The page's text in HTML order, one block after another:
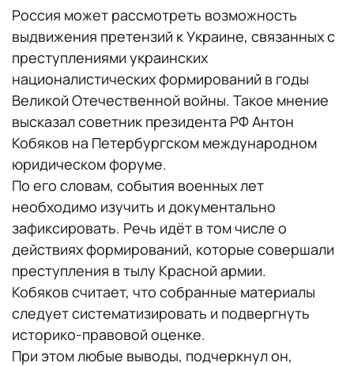
Россия может рассмотреть возможность
выдвижения претензий к Украине, связанных с
преступлениями украинских
националистических формирований в годы
Великой Отечественной войны. Такое мнение
высказал советник президента РФ Антон
Кобяков на Петербургском международном
юридическом форуме.
По его словам, события военных лет
необходимо изучить и документально
зафиксировать. Речь идёт в том числе о
действиях формирований, которые совершали
преступления в тылу Красной армии.
Кобяков считает, что собранные материалы
следует систематизировать и подвергнуть
историко-правовой оценке.
При этом любые выводы, подчеркнул он,